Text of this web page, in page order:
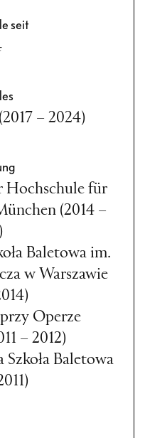
seit
– 2024)
Hochschule für
(2014 –
Baletowa im.
w Warszawie
Operze
– 2012)
Baletowa